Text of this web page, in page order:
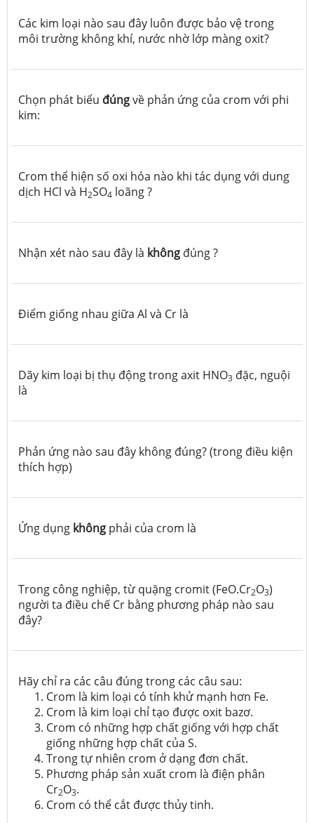
Các kim loại nào sau đây luôn được bảo vệ trong
môi trường không khí, nước nhờ lớp màng oxit?
Chọn phát biểu đúngvề phản ứng của crom với phi
kim:
Crom thể hiện số oxi hóa nào khi tác dụng với dung
dịch HCl và H2SO4 loãng ?
Nhận xét nào sau đây là không đúng ?
Điểm giống nhau giữa Al và Cr là
Dãy kim loại bị thụ động trong axit HNO3 đặc, nguội
là
Phản ứng nào sau đây không đúng? (trong điều kiện
thích hợp)
Ứng dụng không phải của crom là
Trong công nghiệp, từ quặng cromit (FeO.Cr2O3)
người ta điều chế Cr bằng phương pháp nào sau
đây?
Hãy chỉ ra các câu đúng trong các câu sau:
Crom là kim loại có tính khử mạnh hơn Fe.
Crom là kim loại chỉ tạo được oxit bazơ.
Crom có những hợp chất giống với hợp chất
giống những hợp chất của S.
Trong tự nhiên crom ở dạng đơn chất.
Phương pháp sản xuất crom là điện phân
Cr2O3.
Crom có thể cắt được thủy tinh.